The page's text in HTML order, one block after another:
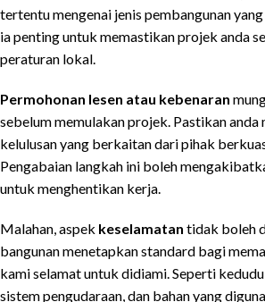
tertentu mengenai jenis pembangunan
ia penting untuk memastikan projek anda
peraturan lokal.
Permohonan lesen atau kebenaran
sebelum memulakan projek. Pastikan anda
kelulusan yang berkaitan dari pihak
Pengabaian langkah ini boleh
untuk menghentikan kerja.
Malahan, aspek keselamatan tidak boleh
bangunan menetapkan standard bagi
kami selamat untuk didiami. Seperti
sistem pengudaraan, dan bahan yang